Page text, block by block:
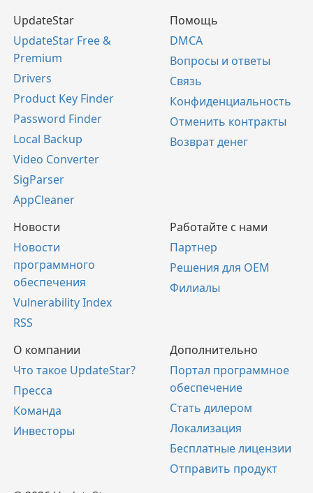
UpdateStar
UpdateStar Free &
Premium
Drivers
Product Key Finder
Password Finder
Local Backup
Video Converter
SigParser
AppCleaner
Помощь
DMCA
Вопросы и ответы
Связь
Конфиденциальность
Отменить контракты
Возврат денег
Новости
Новости
программного
обеспечения
Vulnerability Index
RSS
Работайте с нами
Партнер
Решения для OEM
Филиалы
О компании
Что такое UpdateStar?
Пресса
Команда
Инвесторы
Дополнительно
Портал программное
обеспечение
Стать дилером
Локализация
Бесплатные лицензии
Отправить продукт